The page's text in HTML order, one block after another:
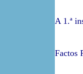
A 1.ª
Factos